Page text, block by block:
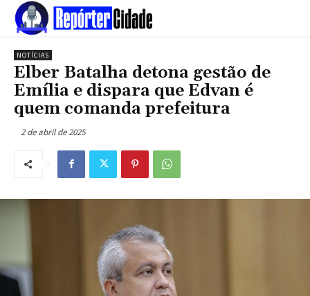
NOTÍCIAS
Elber Batalha detona gestão de
Emília e dispara que Edvan é
quem comanda prefeitura
2 de abril de 2025